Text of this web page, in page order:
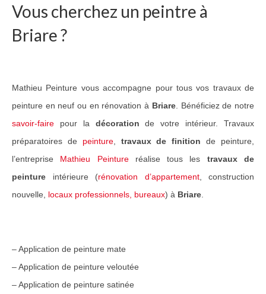
Guide Papiers peints
Guide Peintures
Peinture & revêtement
Nettoyage et peinture toiture
Réalisations Travaux
Nos travaux pour particuliers
Contact
Vous cherchez un peintre à
Briare ?
Mathieu Peinture vous accompagne pour tous vos travaux de
peinture en neuf ou en rénovation à Briare. Bénéficiez de notre
savoir-faire pour la décoration de votre intérieur. Travaux
préparatoires de peinture, travaux de finition de peinture,
l’entreprise Mathieu Peintureréalise tous les travaux de
peinture intérieure (rénovation d’appartement, construction
nouvelle, locaux professionnels, bureaux) à Briare
– Application de peinture mate
– Application de peinture veloutée
– Application de peinture satinée